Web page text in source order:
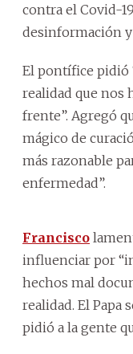
contra el Covid-
desinformación
El pontífice pidió
realidad que nos
frente”. Agregó
mágico de
más razonable
enfermedad”.
Francisco
influenciar por
hechos mal
realidad. El Papa
pidió a la gente